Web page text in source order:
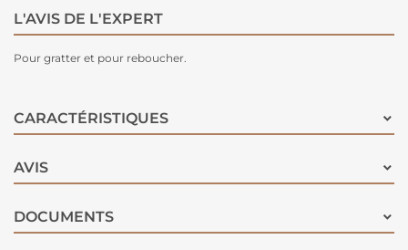
L'AVIS DE L'EXPERT
Pour gratter et pour reboucher.
CARACTÉRISTIQUES
AVIS
DOCUMENTS